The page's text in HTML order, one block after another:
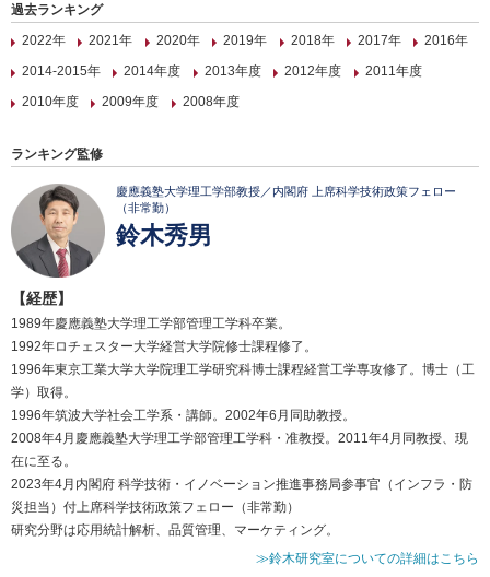
過去ランキング
2022年
2021年 2020年 2019年 2018年 2017年
2016年
2014-2015年
2014年度 2013年度 2012年度
2011年度
2010年度
2009年度 2008年度
ランキング監修
慶應義塾大学理工学部教授／内閣府 上席科学技術政策フェロー
（非常勤）
鈴木秀男
【経歴】
1989年慶應義塾大学理工学部管理工学科卒業。
1992年ロチェスター大学経営大学院修士課程修了。
1996年東京工業大学大学院理工学研究科博士課程経営工学専攻修了。博士（工
学）取得。
1996年筑波大学社会工学系・講師。2002年6月同助教授。
2008年4月慶應義塾大学理工学部管理工学科・准教授。2011年4月同教授、現
在に至る。
2023年4月内閣府 科学技術・イノベーション推進事務局参事官（インフラ・防
災担当）付上席科学技術政策フェロー（非常勤）
研究分野は応用統計解析、品質管理、マーケティング。
≫鈴木研究室についての詳細はこちら